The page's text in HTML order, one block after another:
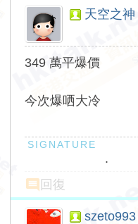
天空之神
349 萬平爆價
今次爆哂大冷
.
回復
szeto993